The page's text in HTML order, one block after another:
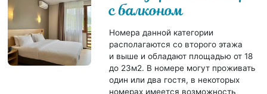
с балконом
Номера данной категории
располагаются со второго этажа
и выше и обладают площадью от 18
до 23м2. В номере могут проживать
один или два гостя, в некоторых
номерах имеется возможность